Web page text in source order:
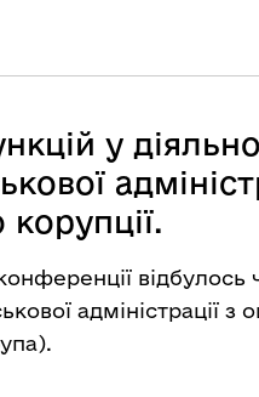
у
відбулось
адміністрації з